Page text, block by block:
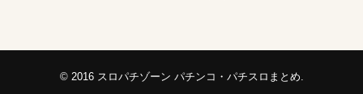
© 2016 スロパチゾーン パチンコ・パチスロまとめ